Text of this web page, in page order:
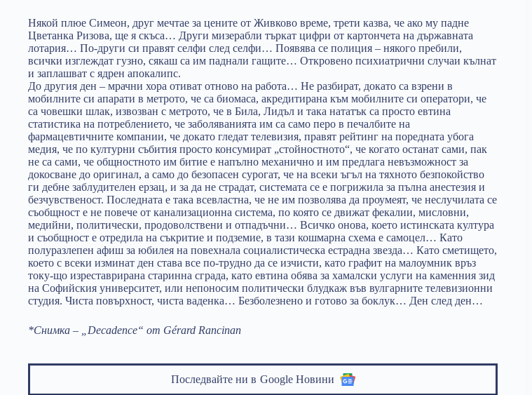
Някой плюе Симеон, друг мечтае за цените от Живково време, трети казва, че ако му падне
Цветанка Ризова, ще я скъса… Други мизерабли търкат цифри от картончета на държавната
лотария… По-други си правят селфи след селфи… Появява се полиция – някого пребили,
всички изглеждат гузно, сякаш са им паднали гащите… Откровено психиатрични случаи кълнат
и заплашват с ядрен апокалипс.
До другия ден – мрачни хора отиват отново на работа… Не разбират, докато са взрени в
мобилните си апарати в метрото, че са биомаса, акредитирана към мобилните си оператори, че
са човешки шлак, извозван с метрото, че в Била, Лидъл и така нататък са просто евтина
статистика на потреблението, че заболяванията им са само перо в печалбите на
фармацевтичните компании, че докато гледат телевизия, правят рейтинг на поредната убога
медия, че по културни събития просто консумират „стойностното“, че когато останат сами, пак
не са сами, че общностното им битие е напълно механично и им предлага невъзможност за
докосване до оригинал, а само до безопасен сурогат, че на всеки ъгъл на тяхното безпокойство
ги дебне заблудителен ерзац, и за да не страдат, системата се е погрижила за пълна анестезия и
безчувственост. Последната е така всевластна, че не им позволява да проумеят, че неслучилата се
съобщност е не повече от канализационна система, по която се движат фекалии, мисловни,
медийни, политически, продоволствени и отпадъчни… Всичко онова, което истинската култура
и съобщност е отредила на съкритие и подземие, в тази кошмарна схема е самоцел… Като
полуразлепен афиш за юбилея на повехнала социалистическа естрадна звезда… Като сметището,
което с всеки изминат ден става все по-трудно да се изчисти, като графит на малоумник връз
току-що изреставрирана старинна сграда, като евтина обява за хамалски услуги на каменния зид
на Софийския университет, или непоносим политически блудкаж във вулгарните телевизионни
студия. Чиста повърхност, чиста ваденка… Безболезнено и готово за боклук… Ден след ден…
*Снимка – „Decadence“ от Gérard Rancinan
Последвайте ни в Google Новини